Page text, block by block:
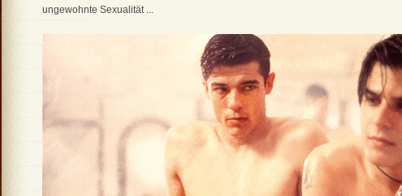
ungewohnte Sexualität ...